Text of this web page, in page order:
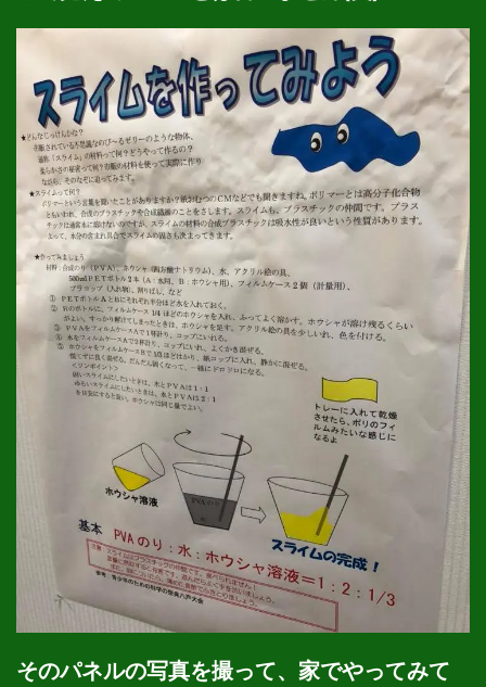
そのパネルの写真を撮って、家でやってみて